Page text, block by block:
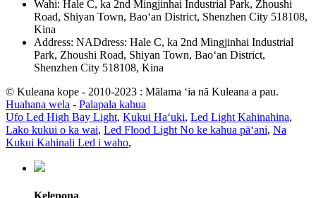
Wahi: Hale C, ka 2nd Mingjinhai Industrial Park, Zhoushi
Road, Shiyan Town, Baoʻan District, Shenzhen City 518108,
Kina
Address: NADdress: Hale C, ka 2nd Mingjinhai Industrial
Park, Zhoushi Road, Shiyan Town, Baoʻan District,
Shenzhen City 518108, Kina
© Kuleana kope - 2010-2023 : Mālama ʻia nā Kuleana a pau.
Huahana wela - Palapala kahua
Ufo Led High Bay Light, Kukui Haʻuki, Led Light Kahinahina,
Lako kukui o ka wai, Led Flood Light No ke kahua pāʻani, Na
Kukui Kahinali Led i waho,